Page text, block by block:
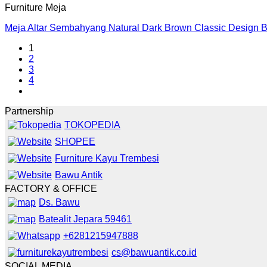
Furniture Meja
Meja Altar Sembahyang Natural Dark Brown Classic Design
1
2
3
4
Partnership
TOKOPEDIA
SHOPEE
Furniture Kayu Trembesi
Bawu Antik
FACTORY & OFFICE
Ds. Bawu
Batealit Jepara 59461
+6281215947888
cs@bawuantik.co.id